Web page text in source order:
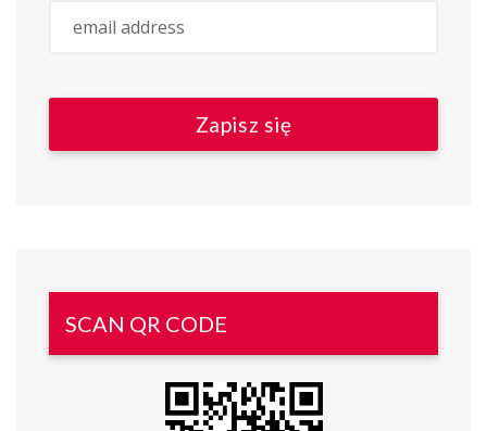
SCAN QR CODE